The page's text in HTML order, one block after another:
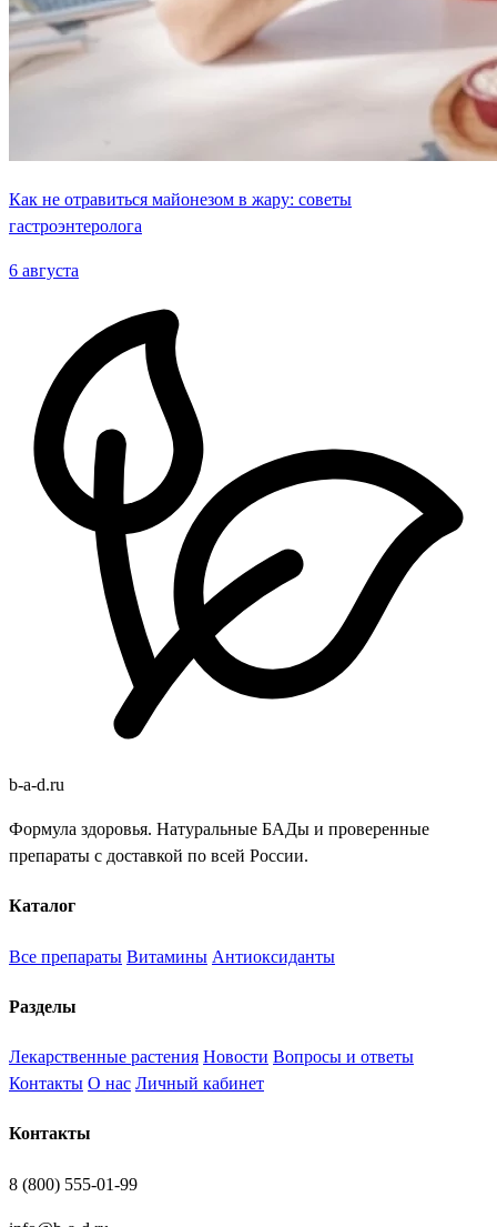
Как не отравиться майонезом в жару: советы
гастроэнтеролога
6 августа
b-a-d.ru
Формула здоровья. Натуральные БАДы и проверенные
препараты с доставкой по всей России.
Каталог
Все препараты Витамины Антиоксиданты
Разделы
Лекарственные растения Новости Вопросы и ответы
Контакты О нас Личный кабинет
Контакты
8 (800) 555-01-99